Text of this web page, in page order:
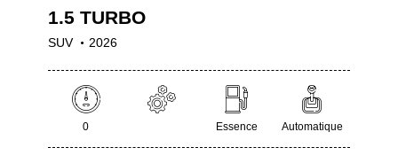
1.5 TURBO
SUV 2026
0 Essence Automatique